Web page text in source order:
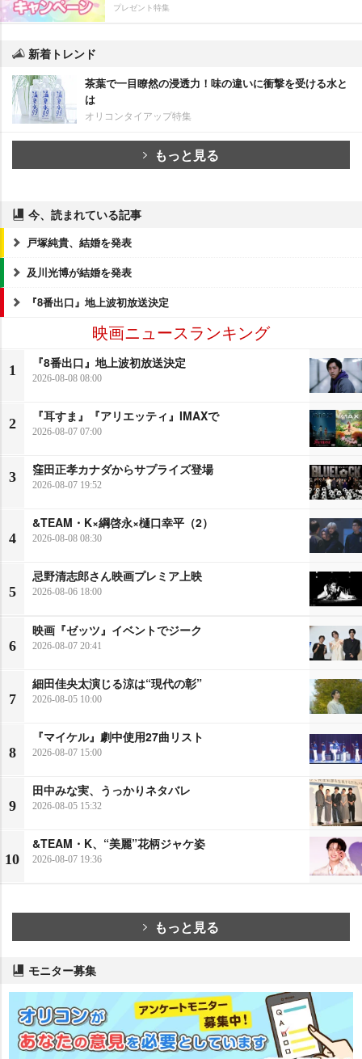
プレゼント特集
新着トレンド
茶葉で一目瞭然の浸透力！味の違いに衝撃を受ける水と
は
オリコンタイアップ特集
もっと見る
今、読まれている記事
戸塚純貴、結婚を発表
及川光博が結婚を発表
『8番出口』地上波初放送決定
映画ニュースランキング
1
『8番出口』地上波初放送決定
2026-08-08 08:00
2
『耳すま』『アリエッティ』IMAXで
2026-08-07 07:00
3
窪田正孝カナダからサプライズ登場
2026-08-07 19:52
4
&TEAM・K×綱啓永×樋口幸平（2）
2026-08-08 08:30
5
忌野清志郎さん映画プレミア上映
2026-08-06 18:00
6
映画『ゼッツ』イベントでジーク
2026-08-07 20:41
7
細田佳央太演じる涼は“現代の彰”
2026-08-05 10:00
8
『マイケル』劇中使用27曲リスト
2026-08-07 15:00
9
田中みな実、うっかりネタバレ
2026-08-05 15:32
10
&TEAM・K、“美麗”花柄ジャケ姿
2026-08-07 19:36
もっと見る
モニター募集